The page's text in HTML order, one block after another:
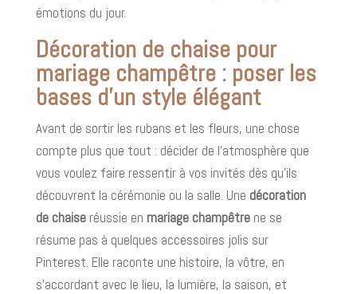
émotions du jour.
Décoration de chaise pour
mariage champêtre : poser les
bases d’un style élégant
Avant de sortir les rubans et les fleurs, une chose
compte plus que tout : décider de l’atmosphère que
vous voulez faire ressentir à vos invités dès qu’ils
découvrent la cérémonie ou la salle. Une décoration
de chaiseréussie en mariage champêtrene se
résume pas à quelques accessoires jolis sur
Pinterest. Elle raconte une histoire, la vôtre, en
s’accordant avec le lieu, la lumière, la saison, et